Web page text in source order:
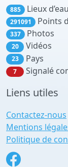
885 Lieux
291091 Points
337 Photos
20 Vidéos
23 Pays
7 Signalé
Liens utiles
Contactez-nous
Mentions
Politique de